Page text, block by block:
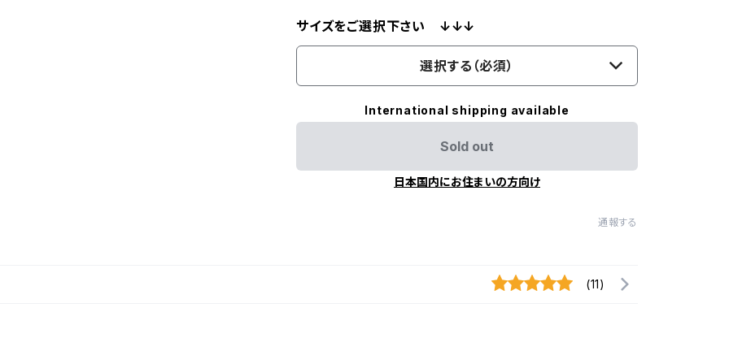
サイズをご選択下さい ↓↓↓
選択する（必須）
International shipping available
Sold out
日本国内にお住まいの方向け
通報する
(11)